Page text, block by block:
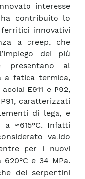
interesse
contribuito lo
innovativi
a creep, che
dei più
presentano al
a fatica termica,
E911 e P92,
caratterizzati
di lega, e
≈615°C. Infatti
valido
per i nuovi
e 34 MPa.
dei serpentini